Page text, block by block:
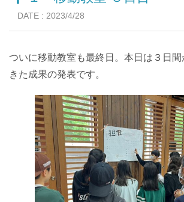
DATE : 2023/4/28
ついに移動教室も最終日。本日は３日
きた成果の発表です。